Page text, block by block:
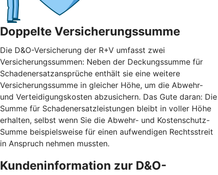
Doppelte Versicherungssumme
Die D&O-Versicherung der R+V umfasst zwei
Versicherungssummen: Neben der Deckungssumme für
Schadenersatzansprüche enthält sie eine weitere
Versicherungssumme in gleicher Höhe, um die Abwehr-
und Verteidigungskosten abzusichern. Das Gute daran: Die
Summe für Schadenersatzleistungen bleibt in voller Höhe
erhalten, selbst wenn Sie die Abwehr- und Kostenschutz-
Summe beispielsweise für einen aufwendigen Rechtsstreit
in Anspruch nehmen mussten.
Kundeninformation zur D&O-